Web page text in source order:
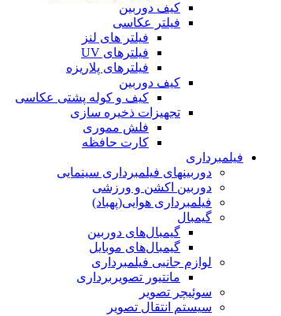
کیف دوربین
فیلتر عکاسی
فیلتر های لنز
فیلترهای UV
فیلترهای پلاریزه
کیف دوربین
کیف و کوله پشتی عکاسی
تجهیزات ذخیره سازی
فلش مموری
کارت حافظه
فیلمبرداری
دوربینهای فیلمبرداری سینمایی
دوربین اکشن و ورزشی
فیلمبرداری هوایی(پهباد)
گیمبال
گیمبال‌های دوربین
گیمبال‌های موبایل
لوازم جانبی فیلمبرداری
مانتیور تصویربرداری
سوئیچر تصویر
سیستم انتقال تصویر